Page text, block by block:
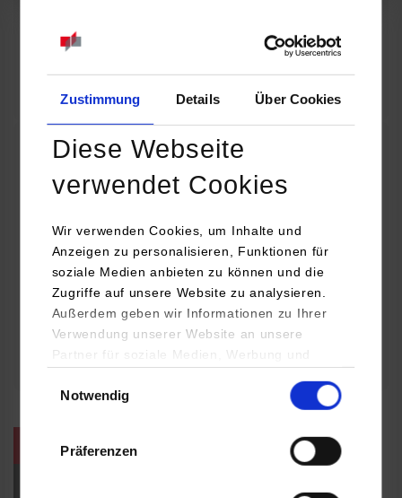
Zustimmung Details Über Cookies
Diese Webseite
verwendet Cookies
Wir verwenden Cookies, um Inhalte und
Anzeigen zu personalisieren, Funktionen für
soziale Medien anbieten zu können und die
Zugriffe auf unsere Website zu analysieren.
Außerdem geben wir Informationen zu Ihrer
Verwendung unserer Website an unsere
Partner für soziale Medien, Werbung und
YouTube, Google Maps) führen diese
Daten zusammen, die Sie ihnen bereitgestellt
haben oder die sie im Rahmen Ihrer Nutzung
Notwendig
Präferenzen
Online INDIS-Infoveranstaltung für Studierende
Zum Event
Technologietag: Clean Urban Transportation –
nachhaltige Mobilität im (sub)urbanen Umfeld
16.09.2026 - 17.09.2026
Im Mittelpunkt stehen elektrische Antriebe, moderne
Batterietechnologien und innovative Fahrzeugkonzepte für
nachhaltige Mobilität in Stadt und…
weitere Veranstaltungen / Termine